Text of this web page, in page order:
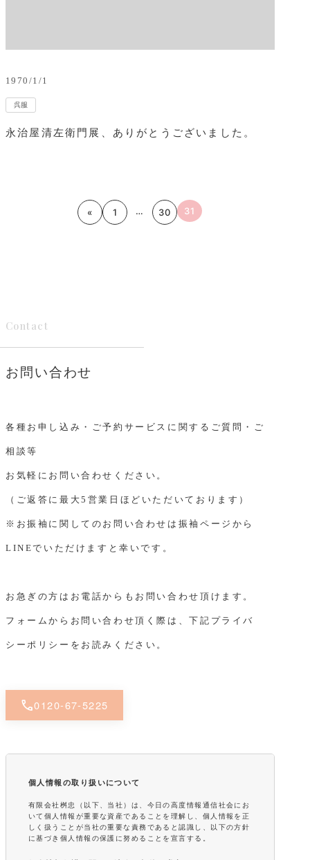
1970/1/1
呉服
永治屋清左衛門展、ありがとうございました。
« 1 … 30 31
Contact
お問い合わせ
各種お申し込み・ご予約サービスに関するご質問・ご
相談等
お気軽にお問い合わせください。
（ご返答に最大5営業日ほどいただいております）
※お振袖に関してのお問い合わせは振袖ページから
LINEでいただけますと幸いです。
お急ぎの方はお電話からもお問い合わせ頂けます。
フォームからお問い合わせ頂く際は、下記プライバ
シーポリシーをお読みください。
call0120-67-5225
個人情報の取り扱いについて
有限会社桝忠（以下、当社）は、今日の高度情報通信社会にお
いて個人情報が重要な資産であることを理解し、個人情報を正
しく扱うことが当社の重要な責務であると認識し、以下の方針
に基づき個人情報の保護に努めることを宣言する。